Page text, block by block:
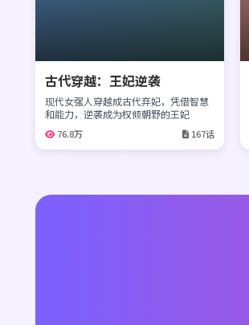
古代穿越：王妃逆袭
现代女强人穿越成古代弃妃，凭借智慧
和能力，逆袭成为权倾朝野的王妃
76.8万 167话